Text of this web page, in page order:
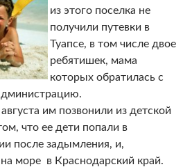
из этого поселка не
получили путевки в
Туапсе, в том числе двое
ребятишек, мама
которых обратилась с
им позвонили из детской
что ее дети попали в
после задымления, и,
море в Краснодарский край.